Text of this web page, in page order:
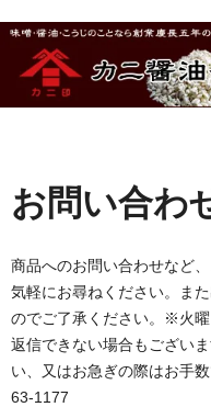
お問い合わ
商品へのお問い合わせなど
気軽にお尋ねください。ま
のでご了承ください。※火
返信できない場合もござい
い、又はお急ぎの際はお手
63-1177